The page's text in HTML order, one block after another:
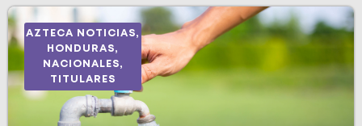
AZTECA NOTICIAS,
HONDURAS,
NACIONALES,
TITULARES